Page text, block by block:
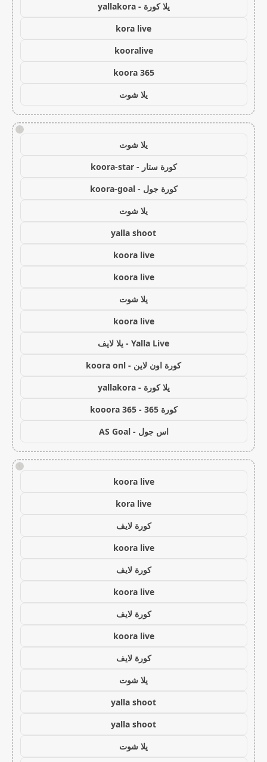
يلا كورة - yallakora
kora live
kooralive
koora 365
يلا شوت
!
يلا شوت
كورة ستار - koora-star
كورة جول - koora-goal
يلا شوت
yalla shoot
koora live
koora live
يلا شوت
koora live
Yalla Live - يلا لايف
كورة اون لاين - koora onl
يلا كورة - yallakora
كورة 365 - kooora 365
اس جول - AS Goal
!
koora live
kora live
كورة لايف
koora live
كورة لايف
koora live
كورة لايف
koora live
كورة لايف
يلا شوت
yalla shoot
yalla shoot
يلا شوت